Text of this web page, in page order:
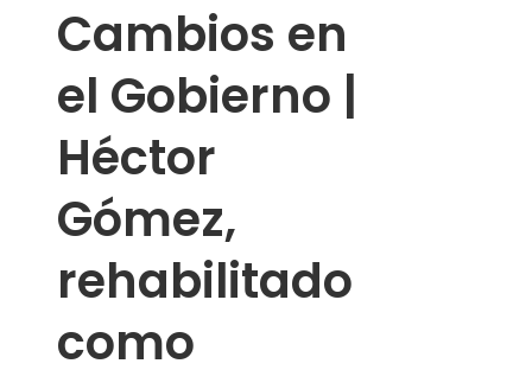
Cambios en
el Gobierno |
Héctor
Gómez,
rehabilitado
como